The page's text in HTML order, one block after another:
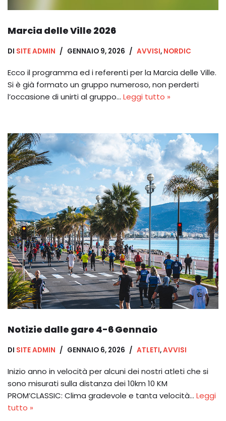
Marcia delle Ville 2026
DI SITE ADMIN GENNAIO 9, 2026 AVVISI, NORDIC
Ecco il programma ed i referenti per la Marcia delle Ville.
Si è già formato un gruppo numeroso, non perderti
l’occasione di unirti al gruppo… Leggi tutto »
Notizie dalle gare 4-6 Gennaio
DI SITE ADMIN GENNAIO 6, 2026 ATLETI,AVVISI
Inizio anno in velocità per alcuni dei nostri atleti che si
sono misurati sulla distanza dei 10km 10 KM
PROM’CLASSIC: Clima gradevole e tanta velocità… Leggi
tutto »